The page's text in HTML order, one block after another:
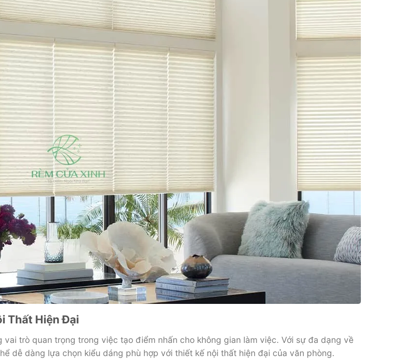
Thất Hiện Đại
trò quan trọng trong việc tạo điểm nhấn cho không gian làm việc. Với sự đa dạng về
dễ dàng lựa chọn kiểu dáng phù hợp với thiết kế nội thất hiện đại của văn phòng.